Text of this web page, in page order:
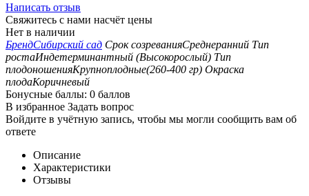
Написать отзыв
Свяжитесь с нами насчёт цены
Нет в наличии
БрендСибирский сад Срок созреванияСреднеранний Тип
ростаИндетерминантный (Высокорослый) Тип
плодоношенияКрупноплодные(260-400 гр) Окраска
плодаКоричневый
Бонусные баллы: 0 баллов
В избранное Задать вопрос
Войдите в учётную запись, чтобы мы могли сообщить вам об
ответе
Описание
Характеристики
Отзывы